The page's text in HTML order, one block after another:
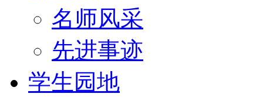
名师风采
先进事迹
学生园地